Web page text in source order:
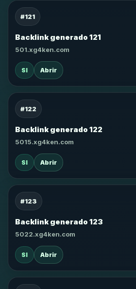
#121
Backlink generado 121
501.xg4ken.com
SI Abrir
#122
Backlink generado 122
5015.xg4ken.com
SI Abrir
#123
Backlink generado 123
5022.xg4ken.com
SI Abrir